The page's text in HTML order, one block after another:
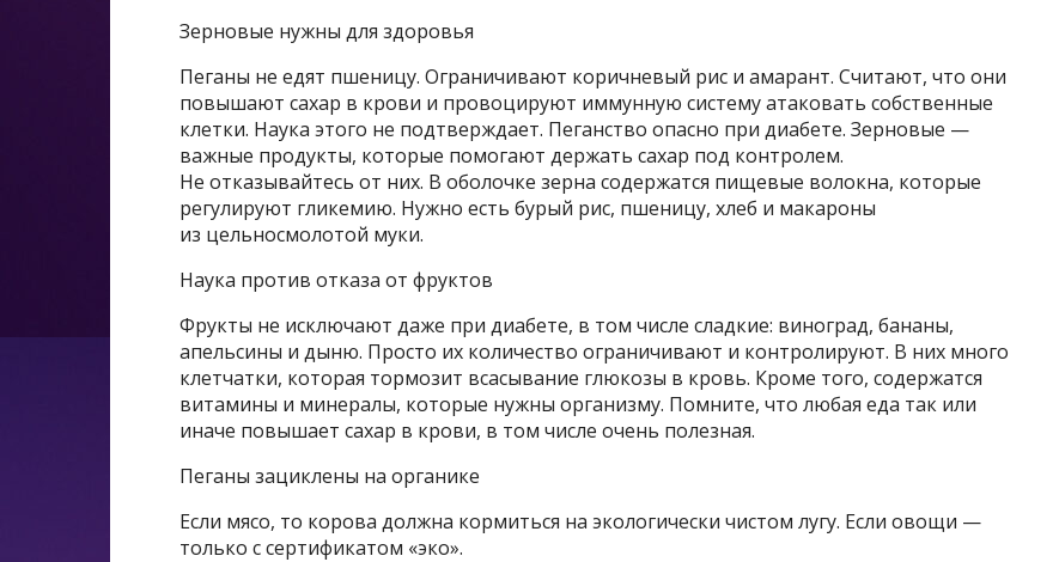
Зерновые нужны для здоровья
Пеганы не едят пшеницу. Ограничивают коричневый рис и амарант. Считают, что они
повышают сахар в крови и провоцируют иммунную систему атаковать собственные
клетки. Наука этого не подтверждает. Пеганство опасно при диабете. Зерновые —
важные продукты, которые помогают держать сахар под контролем.
Не отказывайтесь от них. В оболочке зерна содержатся пищевые волокна, которые
регулируют гликемию. Нужно есть бурый рис, пшеницу, хлеб и макароны
из цельносмолотой муки.
Наука против отказа от фруктов
Фрукты не исключают даже при диабете, в том числе сладкие: виноград, бананы,
апельсины и дыню. Просто их количество ограничивают и контролируют. В них много
клетчатки, которая тормозит всасывание глюкозы в кровь. Кроме того, содержатся
витамины и минералы, которые нужны организму. Помните, что любая еда так или
иначе повышает сахар в крови, в том числе очень полезная.
Пеганы зациклены на органике
Если мясо, то корова должна кормиться на экологически чистом лугу. Если овощи —
только с сертификатом «эко».